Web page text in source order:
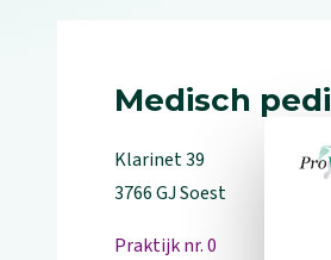
Medisch
Klarinet39
3766 GJSoest
Praktijk nr. 0